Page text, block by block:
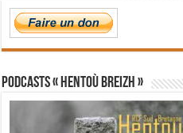
PODCASTS « Hentoù Breizh »